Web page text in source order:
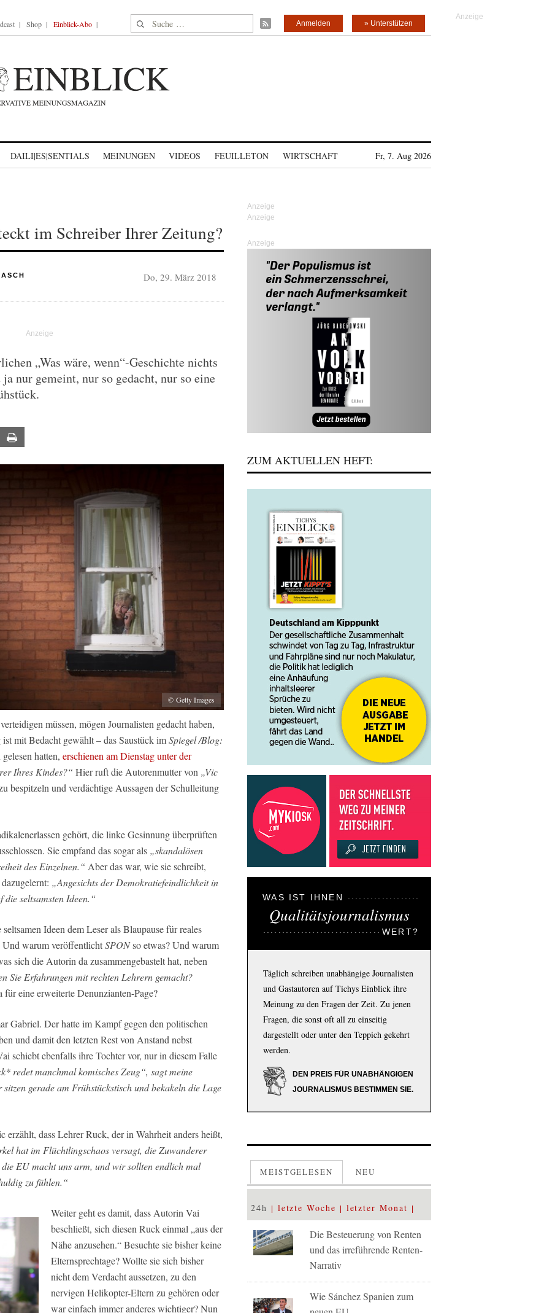
Shop Einblick-Abo Suche nach: » Unterstützen
Anmelden
DAILI|ES|SENTIALS MEINUNGEN VIDEOS FEUILLETON WIRTSCHAFT Fr, 7. Aug 2026
im Schreiber Ihrer Zeitung?
Do, 29. März 2018
„Was wäre, wenn“-Geschichte nichts
nur gemeint, nur so gedacht, nur so eine
Email
© Getty Images
müssen, mögen Journalisten gedacht haben,
mit Bedacht gewählt – das Saustück imSpiegel /Blog:
hatten, erschienen am Dienstag unter der
Ihres Kindes?“ Hier ruft die Autorenmutter von „Vic
bespitzeln und verdächtige Aussagen der Schulleitung
gehört, die linke Gesinnung überprüften
Sie empfand das sogar als „skandalösen
des Einzelnen.“ Aber das war, wie sie schreibt,
„Angesichts der Demokratiefeindlichkeit in
seltsamsten Ideen.“
Ideen dem Leser als Blaupause für reales
Und warum veröffentlichtSPONso etwas? Und warum
sich die Autorin da zusammengebastelt hat, neben
Sie Erfahrungen mit rechten Lehrern gemacht?
für eine erweiterte Denunzianten-Page?
Gabriel. Der hatte im Kampf gegen den politischen
und damit den letzten Rest von Anstand nebst
schiebt ebenfalls ihre Tochter vor, nur in diesem Falle
redet manchmal komisches Zeug“, sagt meine
gerade am Frühstückstisch und bekakeln die Lage
dass Lehrer Ruck, der in Wahrheit anders heißt,
hat im Flüchtlingschaos versagt, die Zuwanderer
EU macht uns arm, und wir sollten endlich mal
zu fühlen.“
Weiter geht es damit, dass Autorin Vai
beschließt, sich diesen Ruck einmal „aus der
Nähe anzusehen.“Besuchte sie bisher keine
Elternsprechtage? Wollte sie sich bisher
nicht dem Verdacht aussetzen, zu den
nervigen Helikopter-Eltern zu gehören oder
war einfach immer anderes wichtiger? Nun
Anzeige
ZUM AKTUELLEN HEFT:
WAS IST IHNEN
Qualitätsjournalismus
WERT?
Täglich schreiben unabhängige Journalisten
und Gastautoren auf Tichys Einblick ihre
Meinung zu den Fragen der Zeit. Zu jenen
Fragen, die sonst oft all zu einseitig
dargestellt oder unter den Teppich gekehrt
werden.
DEN PREIS FÜR UNABHÄNGIGEN
JOURNALISMUS BESTIMMEN SIE.
MEISTGELESEN NEU
24h letzte Woche letzter Monat
Die Besteuerung von Renten
und das irreführende Renten-
Narrativ
Wie Sánchez Spanien zum